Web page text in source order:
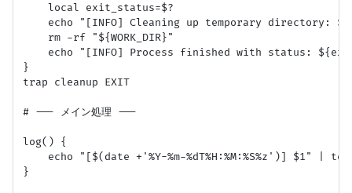
    local exit_status=$?
echo "[INFO] Cleaning up temporary directory:
    rm -rf "${WORK_DIR}"
echo "[INFO] Process finished with status:
}
trap cleanup EXIT
# --- メイン処理 ---
log() {
echo "[$(date +'%Y-%m-%dT%H:%M:%S%z')] $1" |
}